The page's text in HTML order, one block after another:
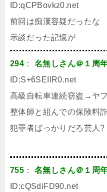
ID:qCPBovkz0.net
前回は痴漢容疑だったな
示談だった記憶が
294 ：名無しさん＠１周
ID:S+6SEIlR0.net
高級自転車連続窃盗→ヤ
整体師と組んでの保険料
犯罪者ばっかりだろ芸人
755 ：名無しさん＠１周
ID:cQSdiFD90.net